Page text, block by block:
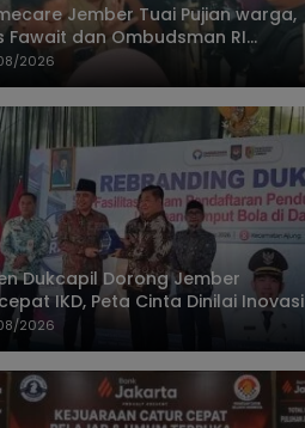
Jember Tuai Pujian warga,
Fawait dan Ombudsman RI
Layanan Kesehatan Rumah
2026
Dukcapil Dorong Jember
IKD, Peta Cinta Dinilai Inovasi
Terbaik
2026